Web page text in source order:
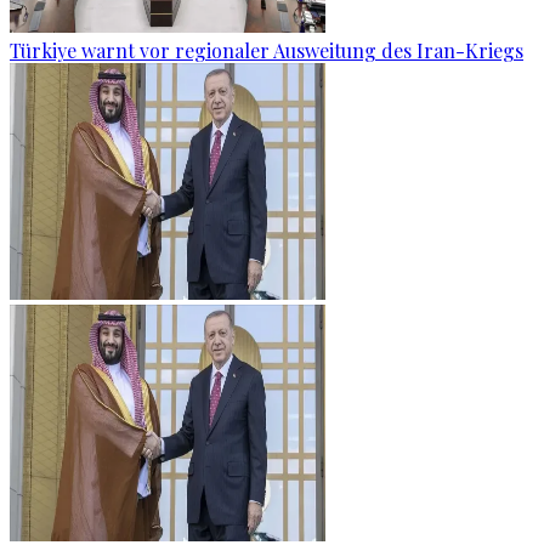
Türkiye warnt vor regionaler Ausweitung des Iran-Kriegs